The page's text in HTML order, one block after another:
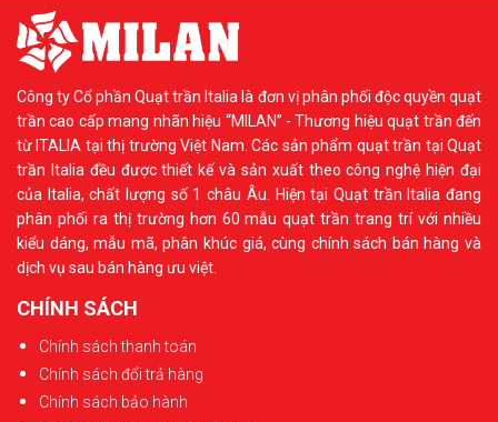
Công ty Cổ phần Quạt trần Italia là đơn vị phân phối độc quyền quạt
trần cao cấp mang nhãn hiệu “MILAN” - Thương hiệu quạt trần đến
từ ITALIA tại thị trường Việt Nam. Các sản phẩm quạt trần tại Quạt
trần Italia đều được thiết kế và sản xuất theo công nghệ hiện đại
của Italia, chất lượng số 1 châu Âu. Hiện tại Quạt trần Italia đang
phân phối ra thị trường hơn 60 mẫu quạt trần trang trí với nhiều
kiểu dáng, mẫu mã, phân khúc giá, cùng chính sách bán hàng và
dịch vụ sau bán hàng ưu việt.
CHÍNH SÁCH
Chính sách thanh toán
Chính sách đổi trả hàng
Chính sách bảo hành